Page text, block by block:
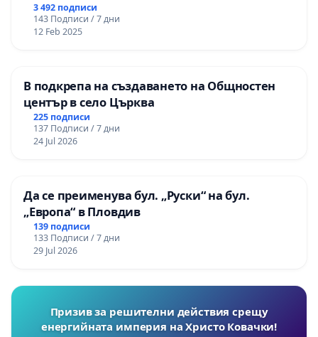
3 492 подписи
143 Подписи / 7 дни
12 Feb 2025
В подкрепа на създаването на Общностен
център в село Църква
225 подписи
137 Подписи / 7 дни
24 Jul 2026
Да се преименува бул. „Руски“ на бул.
„Европа“ в Пловдив
139 подписи
133 Подписи / 7 дни
29 Jul 2026
Призив за решителни действия срещу
енергийната империя на Христо Ковачки!